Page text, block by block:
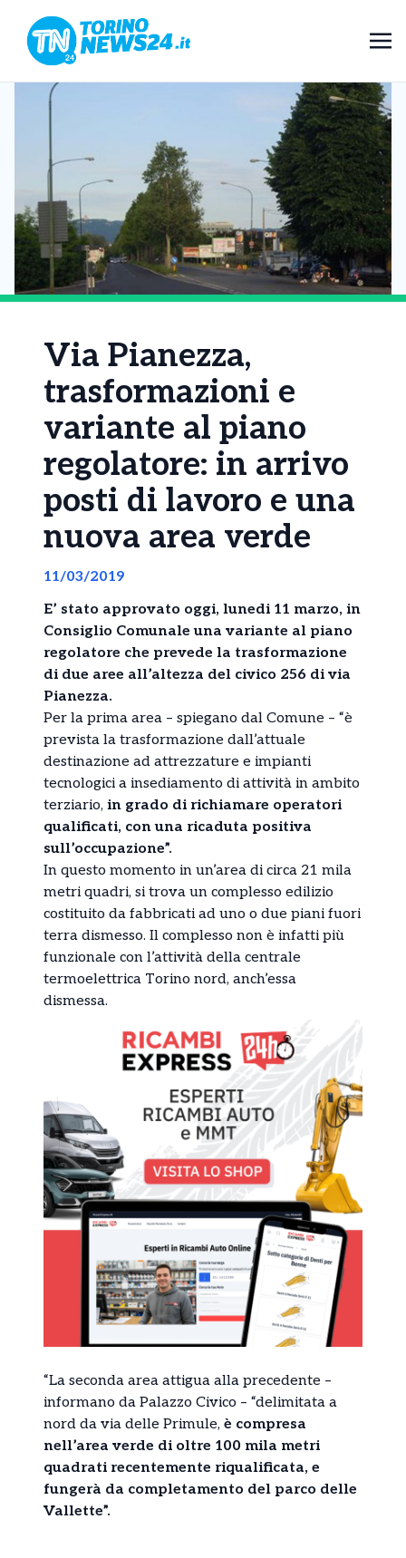
Via Pianezza,
trasformazioni e
variante al piano
regolatore: in arrivo
posti di lavoro e una
nuova area verde
11/03/2019
E’ stato approvato oggi, lunedi 11 marzo, in
Consiglio Comunale una variante al piano
regolatore che prevede la trasformazione
di due aree all’altezza del civico 256 di via
Pianezza.
Per la prima area – spiegano dal Comune – “è
prevista la trasformazione dall’attuale
destinazione ad attrezzature e impianti
tecnologici a insediamento di attività in ambito
terziario, in grado di richiamare operatori
qualificati, con una ricaduta positiva
sull’occupazione”.
In questo momento in un’area di circa 21 mila
metri quadri, si trova un complesso edilizio
costituito da fabbricati ad uno o due piani fuori
terra dismesso. Il complesso non è infatti più
funzionale con l’attività della centrale
termoelettrica Torino nord, anch’essa
dismessa.
“La seconda area attigua alla precedente –
informano da Palazzo Civico – “delimitata a
nord da via delle Primule, è compresa
nell’area verde di oltre 100 mila metri
quadrati recentemente riqualificata, e
fungerà da completamento del parco delle
Vallette”.